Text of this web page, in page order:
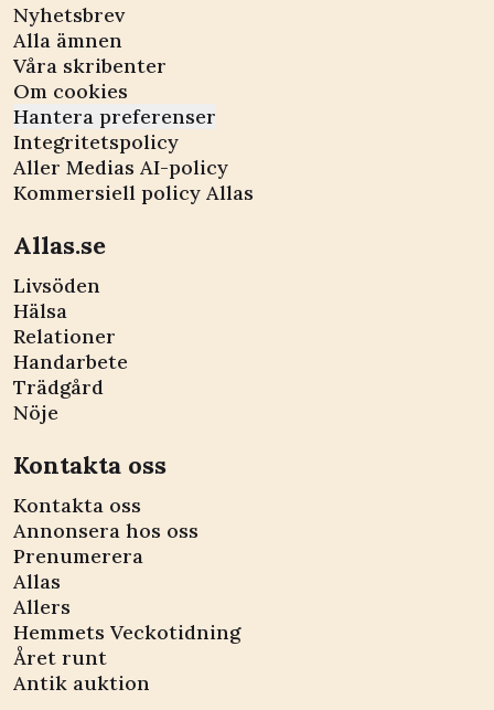
Nyhetsbrev
Alla ämnen
Våra skribenter
Om cookies
Hantera preferenser
Integritetspolicy
Aller Medias AI-policy
Kommersiell policy Allas
Allas.se
Livsöden
Hälsa
Relationer
Handarbete
Trädgård
Nöje
Kontakta oss
Kontakta oss
Annonsera hos oss
Prenumerera
Allas
Allers
Hemmets Veckotidning
Året runt
Antik auktion